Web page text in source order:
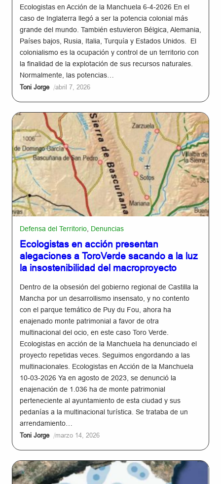
Ecologistas en Acción de la Manchuela 6-4-2026 En el
caso de Inglaterra llegó a ser la potencia colonial más
grande del mundo. También estuvieron Bélgica, Alemania,
Países bajos, Rusia, Italia, Turquía y Estados Unidos. El
colonialismo es la ocupación y control de un territorio con
la finalidad de la explotación de sus recursos naturales.
Normalmente, las potencias…
Toni Jorge /abril 7, 2026
Defensa del Territorio Denuncias
Ecologistas en acción presentan
alegaciones a ToroVerde sacando a la luz
la insostenibilidad del macroproyecto
Dentro de la obsesión del gobierno regional de Castilla la
Mancha por un desarrollismo insensato, y no contento
con el parque temático de Puy du Fou, ahora ha
enajenado monte patrimonial a favor de otra
multinacional del ocio, en este caso Toro Verde.
Ecologistas en acción de la Manchuela ha denunciado el
proyecto repetidas veces. Seguimos engordando a las
multinacionales. Ecologistas en Acción de la Manchuela
10-03-2026 Ya en agosto de 2023, se denunció la
enajenación de 1.036 ha de monte patrimonial
perteneciente al ayuntamiento de esta ciudad y sus
pedanías a la multinacional turística. Se trataba de un
arrendamiento…
Toni Jorge /marzo 14, 2026